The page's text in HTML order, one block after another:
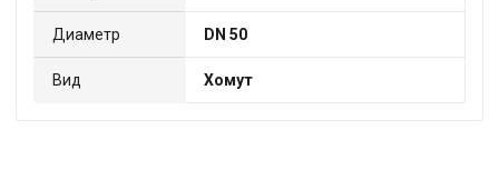
Диаметр DN 50
Вид Хомут